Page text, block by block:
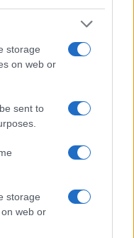
storage
on web or
sent to
storage
web or
της
ο Τρινκέρι